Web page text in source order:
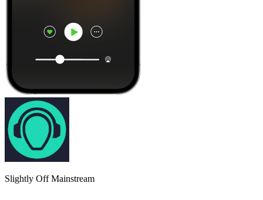
Slightly Off Mainstream